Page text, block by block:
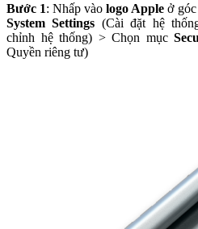
Bước 1: Nhấp vàologo Apple ở
System Settings (Cài đặt hệ
chỉnh hệ thống) > Chọn mục
Quyền riêng tư)